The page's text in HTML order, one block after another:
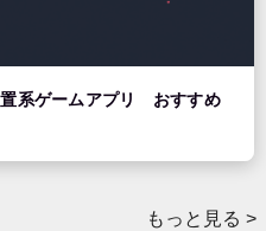
置系ゲームアプリ おすすめ
もっと見る >